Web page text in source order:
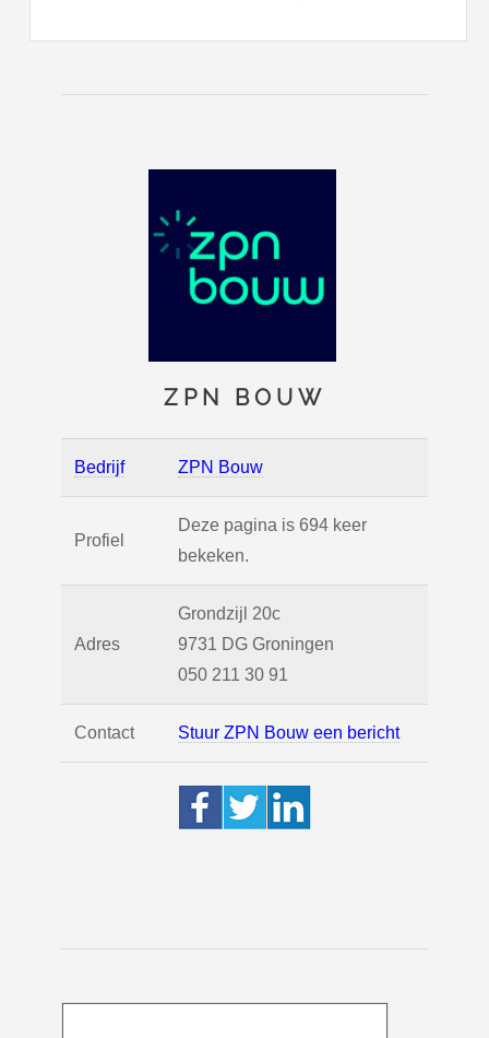
ZPN BOUW
Bedrijf ZPN Bouw
Profiel
Deze pagina is 694 keer
bekeken.
Adres
Grondzijl 20c
9731 DG Groningen
050 211 30 91
Contact Stuur ZPN Bouw een bericht